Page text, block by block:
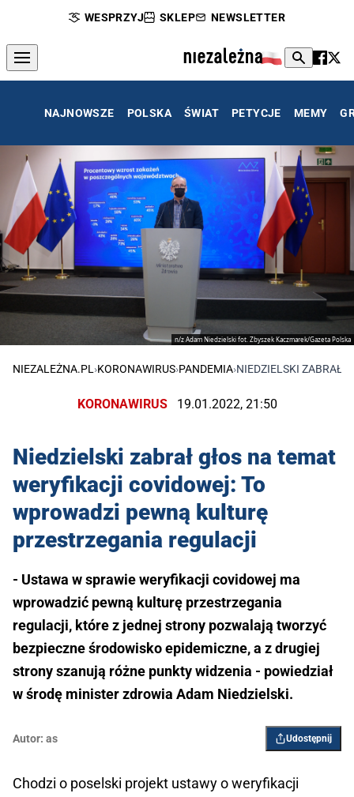
WESPRZYJ SKLEP NEWSLETTER
NAJNOWSZE POLSKA ŚWIAT PETYCJE MEMY
n/z Adam Niedzielski fot. Zbyszek Kaczmarek/Gazeta Polska
NIEZALEŻNA.PL›KORONAWIRUS›PANDEMIA›NIEDZIELSKI ZABRAŁ
KORONAWIRUS 19.01.2022, 21:50
Niedzielski zabrał głos na temat
weryfikacji covidowej: To
wprowadzi pewną kulturę
przestrzegania regulacji
- Ustawa w sprawie weryfikacji covidowej ma
wprowadzić pewną kulturę przestrzegania
regulacji, które z jednej strony pozwalają tworzyć
bezpieczne środowisko epidemiczne, a z drugiej
strony szanują różne punkty widzenia - powiedział
w środę minister zdrowia Adam Niedzielski.
Autor: as Udostępnij
Chodzi o poselski projekt ustawy o weryfikacji